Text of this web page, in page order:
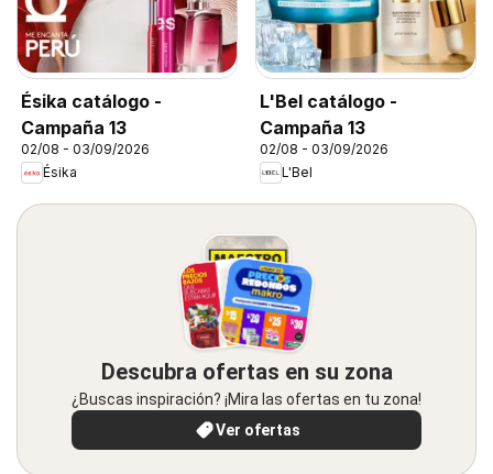
Ésika catálogo -
Campaña 13
02/08 - 03/09/2026
Ésika
L'Bel catálogo -
Campaña 13
02/08 - 03/09/2026
L'Bel
Descubra ofertas en su zona
¿Buscas inspiración? ¡Mira las ofertas en tu zona!
Ver ofertas